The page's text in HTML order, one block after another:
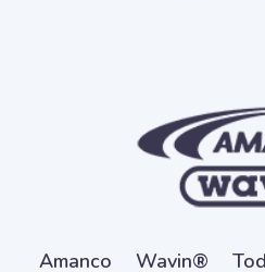
Amanco Wavin®